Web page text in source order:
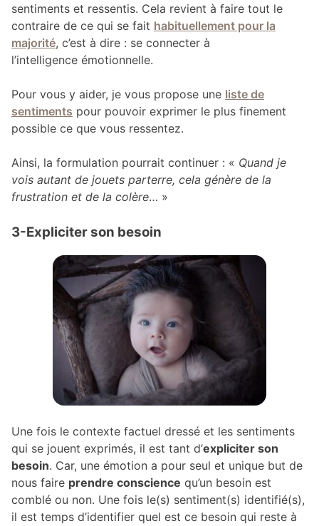
sentiments et ressentis. Cela revient à faire tout le
contraire de ce qui se fait habituellement pour la
majorité, c’est à dire : se connecter à
l’intelligence émotionnelle.
Pour vous y aider, je vous propose une liste de
sentiments pour pouvoir exprimer le plus finement
possible ce que vous ressentez.
Ainsi, la formulation pourrait continuer : « Quand je
vois autant de jouets parterre, cela génère de la
frustration et de la colère… »
3-Expliciter son besoin
Une fois le contexte factuel dressé et les sentiments
qui se jouent exprimés, il est tant d’expliciter son
besoin. Car, une émotion a pour seul et unique but de
nous faire prendre conscience qu’un besoin est
comblé ou non. Une fois le(s) sentiment(s) identifié(s),
il est temps d’identifier quel est ce besoin qui reste à